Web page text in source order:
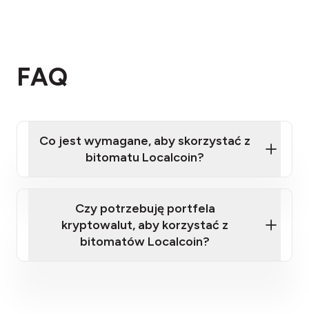
FAQ
Co jest wymagane, aby skorzystać z
bitomatu Localcoin?
Czy potrzebuję portfela
kryptowalut, aby korzystać z
bitomatów Localcoin?